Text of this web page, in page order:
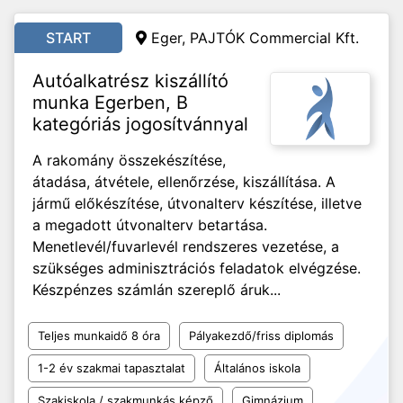
START Eger, PAJTÓK Commercial Kft.
Autóalkatrész kiszállító
munka Egerben, B
kategóriás jogosítvánnyal
A rakomány összekészítése,
átadása, átvétele, ellenőrzése, kiszállítása. A
jármű előkészítése, útvonalterv készítése, illetve
a megadott útvonalterv betartása.
Menetlevél/fuvarlevél rendszeres vezetése, a
szükséges adminisztrációs feladatok elvégzése.
Készpénzes számlán szereplő áruk...
Teljes munkaidő 8 óra Pályakezdő/friss diplomás
1-2 év szakmai tapasztalat Általános iskola